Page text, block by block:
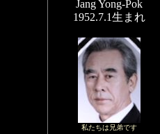
Jang Yong-Pok
1952.7.1生まれ
私たちは兄弟です